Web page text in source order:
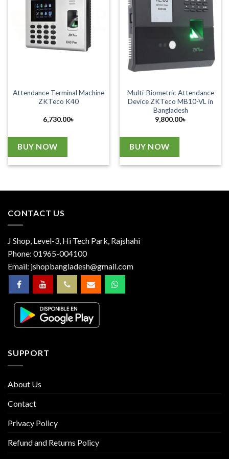
Attendance Terminal Machine
ZKTeco K40
6,730.00৳
BUY NOW
Multi-Biometric Attendance
Device ZKTeco MB10-VL in
Bangladesh
9,800.00৳
BUY NOW
CONTACT US
J Shop, Level-3, Hi Tech Park, Rajshahi
Phone: 01965-004100
Email: jshopbangladesh@gmail.com
SUPPORT
About Us
Contact
Privacy Policy
Refund and Returns Policy